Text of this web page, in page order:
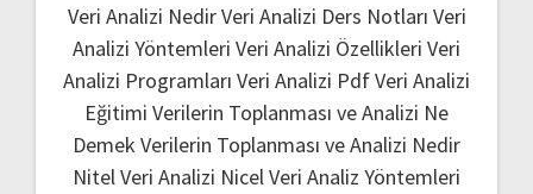
Veri Analizi NedirVeri Analizi Ders Notları Veri
Analizi Yöntemleri Veri Analizi Özellikleri Veri
Analizi Programları Veri Analizi PdfVeri Analizi
Eğitimi Verilerin Toplanması ve Analizi Ne
Demek Verilerin Toplanması ve Analizi Nedir
Nitel Veri Analizi Nicel Veri Analiz Yöntemleri